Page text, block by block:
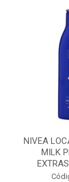
NIVEA
MILK